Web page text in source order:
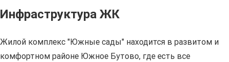
Инфраструктура ЖК
Жилой комплекс "Южные сады" находится в развитом и
комфортном районе Южное Бутово, где есть все